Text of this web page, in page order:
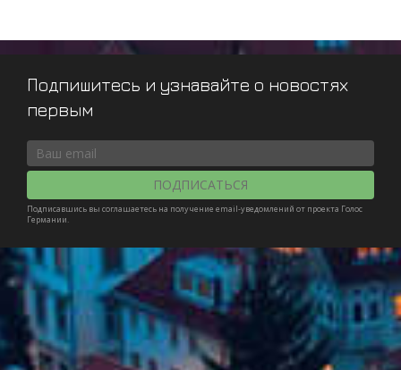
Подпишитесь и узнавайте о новостях
первым
ПОДПИСАТЬСЯ
Подписавшись вы соглашаетесь на получение email-уведомлений от проекта Голос
Германии.